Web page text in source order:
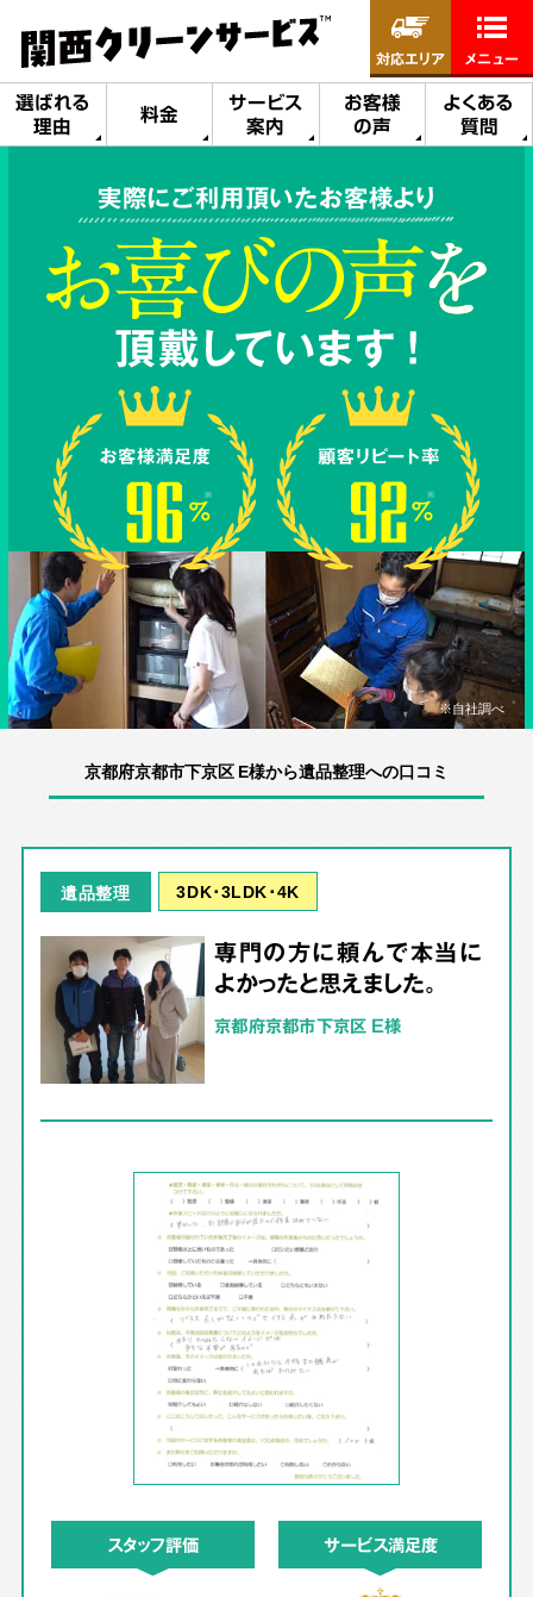
選ばれる
理由
料金
サービス
案内
お客様
の声
よくある
質問
対応エリア メニュー
実際にご利用頂いたお客様より
※自社調べ
京都府京都市下京区 E様から遺品整理への口コミ
遺品整理 3DK･3LDK･4K
専門の方に頼んで本当に
よかったと思えました。
京都府京都市下京区 E様
スタッフ評価 サービス満足度